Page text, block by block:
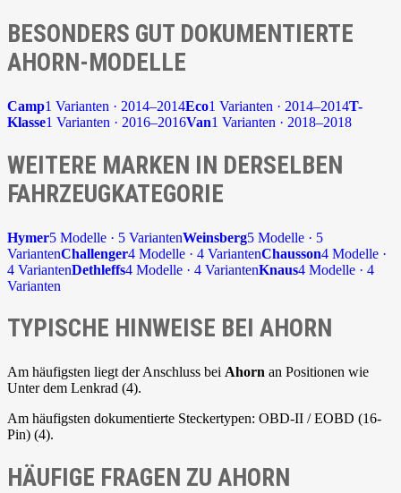
BESONDERS GUT DOKUMENTIERTE
AHORN-MODELLE
Camp1 Varianten · 2014–2014Eco1 Varianten · 2014–2014T-
Klasse1 Varianten · 2016–2016Van1 Varianten · 2018–2018
WEITERE MARKEN IN DERSELBEN
FAHRZEUGKATEGORIE
Hymer5 Modelle · 5 VariantenWeinsberg5 Modelle · 5
VariantenChallenger4 Modelle · 4 VariantenChausson4 Modelle ·
4 VariantenDethleffs4 Modelle · 4 VariantenKnaus4 Modelle · 4
Varianten
TYPISCHE HINWEISE BEI AHORN
Am häufigsten liegt der Anschluss bei Ahorn an Positionen wie
Unter dem Lenkrad (4).
Am häufigsten dokumentierte Steckertypen: OBD-II / EOBD (16-
Pin) (4).
HÄUFIGE FRAGEN ZU AHORN